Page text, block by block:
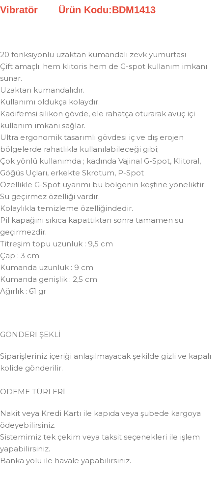
Vibratör Ürün Kodu:BDM1413
20 fonksiyonlu uzaktan kumandalı zevk yumurtası
Çift amaçlı; hem klitoris hem de G-spot kullanım imkanı
sunar.
Uzaktan kumandalıdır.
Kullanımı oldukça kolaydır.
Kadifemsi silikon gövde, ele rahatça oturarak avuç içi
kullanım imkanı sağlar.
Ultra ergonomik tasarımlı gövdesi iç ve dış erojen
bölgelerde rahatlıkla kullanılabileceği gibi;
Çok yönlü kullanımda ; kadında Vajinal G-Spot, Klitoral,
Göğüs Uçları, erkekte Skrotum, P-Spot
Özellikle G-Spot uyarımı bu bölgenin keşfine yöneliktir.
Su geçirmez özelliği vardır.
Kolaylıkla temizleme özelliğindedir.
Pil kapağını sıkıca kapattıktan sonra tamamen su
geçirmezdir.
Titreşim topu uzunluk : 9,5 cm
Çap : 3 cm
Kumanda uzunluk : 9 cm
Kumanda genişlik : 2,5 cm
Ağırlık : 61 gr
GÖNDERİ ŞEKLİ
Siparişleriniz içeriği anlaşılmayacak şekilde gizli ve kapalı
kolide gönderilir.
ÖDEME TÜRLERİ
Nakit veya Kredi Kartı ile kapıda veya şubede kargoya
ödeyebilirsiniz.
Sistemimiz tek çekim veya taksit seçenekleri ile işlem
yapabilirsiniz.
Banka yolu ile havale yapabilirsiniz.